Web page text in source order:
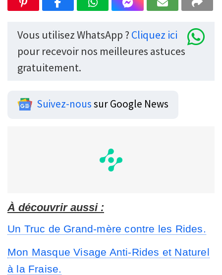
Vous utilisez WhatsApp ? Cliquez ici
pour recevoir nos meilleures astuces
gratuitement.
Suivez-noussur Google News
À découvrir aussi :
Un Truc de Grand-mère contre les Rides.
Mon Masque Visage Anti-Rides et Naturel
à la Fraise.